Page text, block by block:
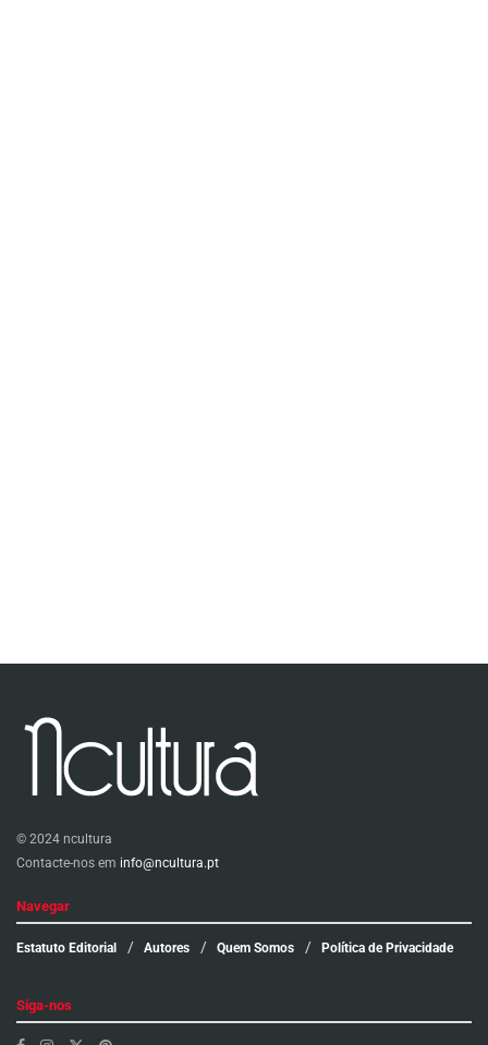
© 2024 ncultura
Contacte-nos em info@ncultura.pt
Navegar
Estatuto Editorial Autores Quem Somos Política de Privacidade
Siga-nos